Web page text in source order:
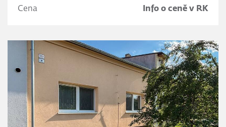
Cena Info o ceně v RK